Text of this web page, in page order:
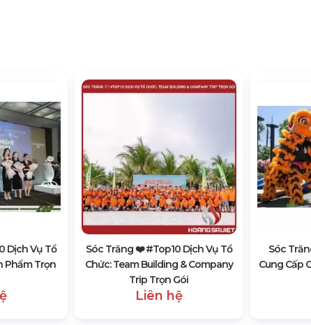
Dịch Vụ Tổ
Phẩm Trọn
Sóc Trăng ❤️️ #top10 Dịch Vụ Tổ
Chức: Team Building & Company
Trip Trọn Gói
Liên hệ
Sóc
Cung Cấp